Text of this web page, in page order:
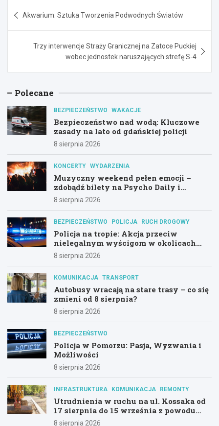
wpisu
Akwarium: Sztuka Tworzenia Podwodnych Światów
Trzy interwencje Straży Granicznej na Zatoce Puckiej
wobec jednostek naruszających strefę S-4
Polecane
BEZPIECZEŃSTWO WAKACJE
Bezpieczeństwo nad wodą: Kluczowe
zasady na lato od gdańskiej policji
8 sierpnia 2026
KONCERTY WYDARZENIA
Muzyczny weekend pełen emocji –
zdobądź bilety na Psycho Daily i
Alternatywny Las!
8 sierpnia 2026
BEZPIECZEŃSTWO POLICJA RUCH DROGOWY
Policja na tropie: Akcja przeciw
nielegalnym wyścigom w okolicach
Hali Olivia
8 sierpnia 2026
KOMUNIKACJA TRANSPORT
Autobusy wracają na stare trasy – co się
zmieni od 8 sierpnia?
8 sierpnia 2026
BEZPIECZEŃSTWO
Policja w Pomorzu: Pasja, Wyzwania i
Możliwości
8 sierpnia 2026
INFRASTRUKTURA KOMUNIKACJA REMONTY
Utrudnienia w ruchu na ul. Kossaka od
17 sierpnia do 15 września z powodu
modernizacji
8 sierpnia 2026